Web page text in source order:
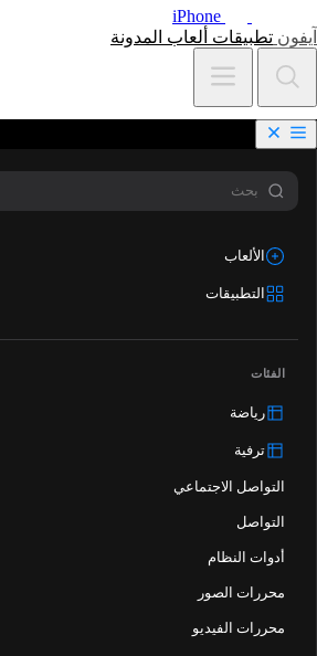
iPhone
آيفون تطبيقات ألعاب المدونة
الألعاب
التطبيقات
الفئات
رياضة
ترفية
التواصل الاجتماعي
التواصل
أدوات النظام
محررات الصور
محررات الفيديو